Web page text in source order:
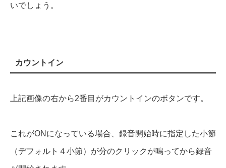
いでしょう。
カウントイン
上記画像の右から2番目がカウントインのボタンです。
これがONになっている場合、録音開始時に指定した小節
（デフォルト４小節）が分のクリックが鳴ってから録音